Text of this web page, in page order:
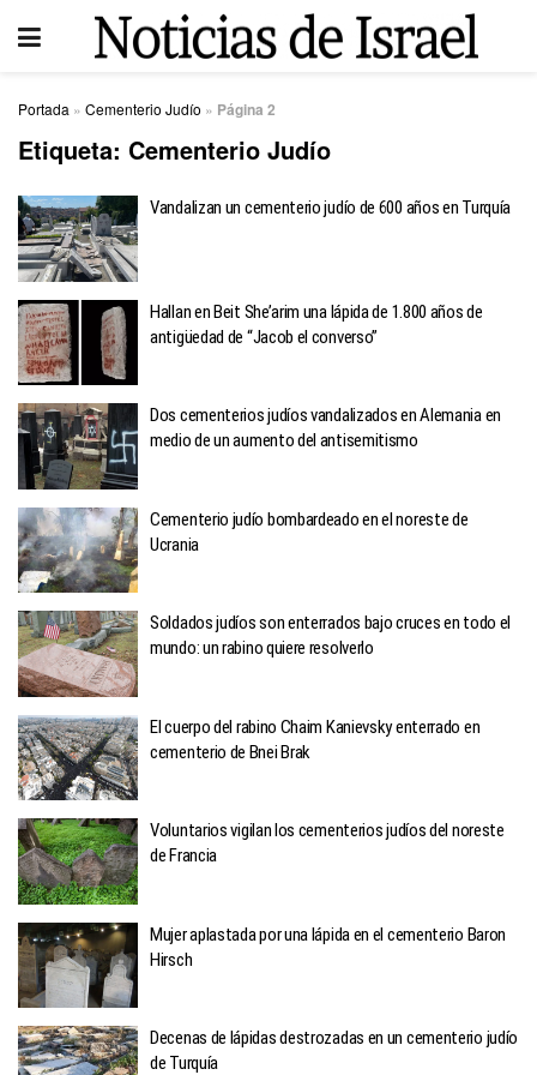
Portada » Cementerio Judío » Página 2
Etiqueta: Cementerio Judío
Vandalizan un cementerio judío de 600 años en Turquía
Hallan en Beit She’arim una lápida de 1.800 años de
antigüedad de “Jacob el converso”
Dos cementerios judíos vandalizados en Alemania en
medio de un aumento del antisemitismo
Cementerio judío bombardeado en el noreste de
Ucrania
Soldados judíos son enterrados bajo cruces en todo el
mundo: un rabino quiere resolverlo
El cuerpo del rabino Chaim Kanievsky enterrado en
cementerio de Bnei Brak
Voluntarios vigilan los cementerios judíos del noreste
de Francia
Mujer aplastada por una lápida en el cementerio Baron
Hirsch
Decenas de lápidas destrozadas en un cementerio judío
de Turquía